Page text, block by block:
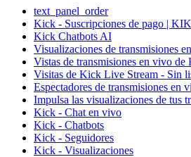
text_panel_order
Kick - Suscripciones de pago |
Kick Chatbots AI
Visualizaciones de transmisiones
Vistas de transmisiones en vivo
Visitas de Kick Live Stream -
Espectadores de transmisiones
Impulsa las visualizaciones de
Kick - Chat en vivo
Kick - Chatbots
Kick - Seguidores
Kick - Visualizaciones